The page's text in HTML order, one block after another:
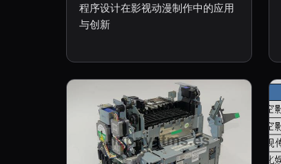
程序设计在影视动漫制作中的应用
与创新